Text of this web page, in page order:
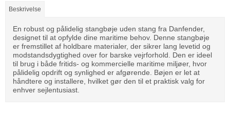
Beskrivelse
En robust og pålidelig stangbøje uden stang fra Danfender,
designet til at opfylde dine maritime behov. Denne stangbøje
er fremstillet af holdbare materialer, der sikrer lang levetid og
modstandsdygtighed over for barske vejrforhold. Den er ideel
til brug i både fritids- og kommercielle maritime miljøer, hvor
pålidelig opdrift og synlighed er afgørende. Bøjen er let at
håndtere og installere, hvilket gør den til et praktisk valg for
enhver sejlentusiast.